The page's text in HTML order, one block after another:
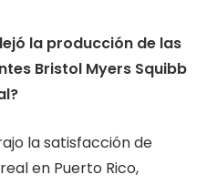
la producción de las
Bristol Myers Squibb
la satisfacción de
en Puerto Rico,